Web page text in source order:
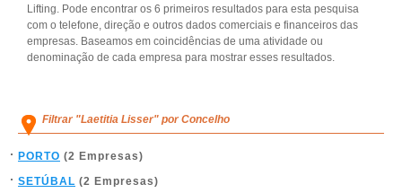
Lifting. Pode encontrar os 6 primeiros resultados para esta pesquisa
com o telefone, direção e outros dados comerciais e financeiros das
empresas. Baseamos em coincidências de uma atividade ou
denominação de cada empresa para mostrar esses resultados.
Filtrar "Laetitia Lisser" por Concelho
PORTO (2 Empresas)
SETÚBAL (2 Empresas)